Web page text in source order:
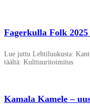
Fagerkulla Folk
Lue juttu Lehtiluukusta:
täältä: Kulttuuritoimitus
Kamala Kamele –